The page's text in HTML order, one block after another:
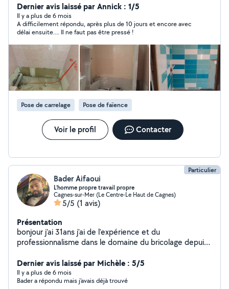
une carrière entrepreunariale dans la rénovation de
l'habitat. Au plaisir de vous rencontrer.
Dernier avis laissé par Annick : 1/5
Il y a plus de 6 mois
A difficilement répondu, après plus de 10 jours et encore avec
délai ensuite.... Il ne faut pas être pressé !
Pose de carrelage Pose de faïence
Voir le profil Contacter
Particulier
Bader Aifaoui
L’homme propre travail propre
Cagnes-sur-Mer (Le Centre-Le Haut de Cagnes)
5/5 (1 avis)
Présentation
bonjour j'ai 31ans j'ai de l'expérience et du
professionnalisme dans le domaine du bricolage depuis
Peint/maçonnerie petite œuvres /montage de
meubles/pose parquet tringles/plomberie /jardinages/
Demenagement ..ect très sérieux et ponctuel à des prix
Dernier avis laissé par Michèle : 5/5
Il y a plus de 6 mois
Bader a répondu mais j'avais déjà trouvé